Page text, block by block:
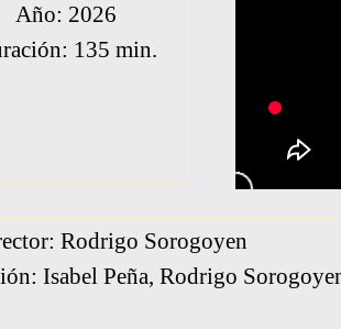
Año: 2026
135 min.
Rodrigo Sorogoyen
Isabel Peña, Rodrigo